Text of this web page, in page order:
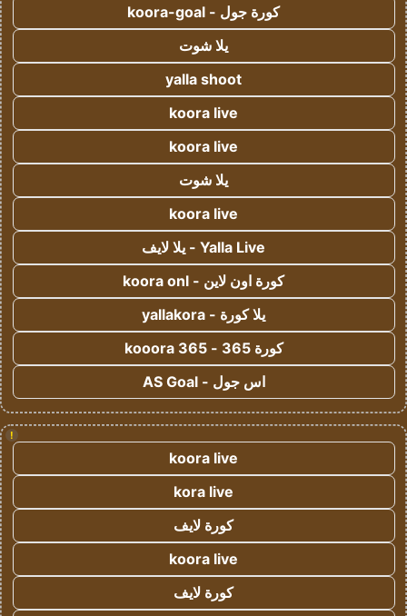
كورة جول - koora-goal
يلا شوت
yalla shoot
koora live
koora live
يلا شوت
koora live
Yalla Live - يلا لايف
كورة اون لاين - koora onl
يلا كورة - yallakora
كورة 365 - kooora 365
اس جول - AS Goal
!
koora live
kora live
كورة لايف
koora live
كورة لايف